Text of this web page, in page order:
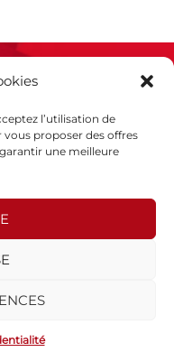
l’utilisation de
proposer des offres
une meilleure
Tous droits réservés.